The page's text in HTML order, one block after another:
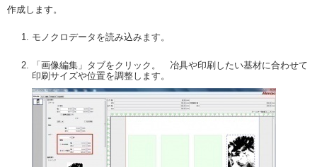
作成します。
モノクロデータを読み込みます。
「画像編集」タブをクリック。 冶具や印刷したい基材に合わせて
印刷サイズや位置を調整します。